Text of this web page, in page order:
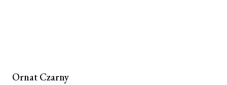
Ornat Czarny